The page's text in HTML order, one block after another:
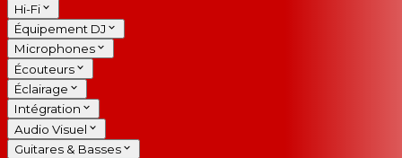
Hi-Fi
Équipement DJ
Microphones
Écouteurs
Éclairage
Intégration
Audio Visuel
Guitares & Basses